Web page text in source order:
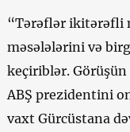
“Tərəflər ikitərəfli
məsələlərini və
keçiriblər. Görüşün
ABŞ prezidentini
vaxt Gürcüstana